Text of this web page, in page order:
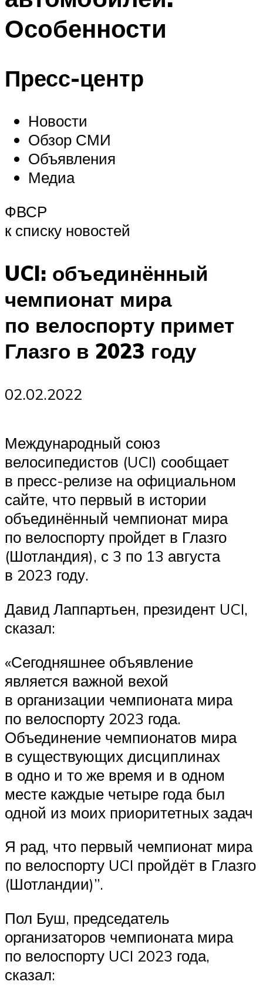
Особенности
Пресс-центр
Новости
Обзор СМИ
Объявления
Медиа
ФВСР
к списку новостей
UCI: объединённый
чемпионат мира
по велоспорту примет
Глазго в 2023 году
02.02.2022
Международный союз
велосипедистов (UCI) сообщает
в пресс-релизе на официальном
сайте, что первый в истории
объединённый чемпионат мира
по велоспорту пройдет в Глазго
(Шотландия), с 3 по 13 августа
в 2023 году.
Давид Лаппартьен, президент UCI,
сказал:
«Сегодняшнее объявление
является важной вехой
в организации чемпионата мира
по велоспорту 2023 года.
Объединение чемпионатов мира
в существующих дисциплинах
в одно и то же время и в одном
месте каждые четыре года был
одной из моих приоритетных задач
Я рад, что первый чемпионат мира
по велоспорту UCI пройдёт в Глазго
(Шотландии)”.
Пол Буш, председатель
организаторов чемпионата мира
по велоспорту UCI 2023 года,
сказал: